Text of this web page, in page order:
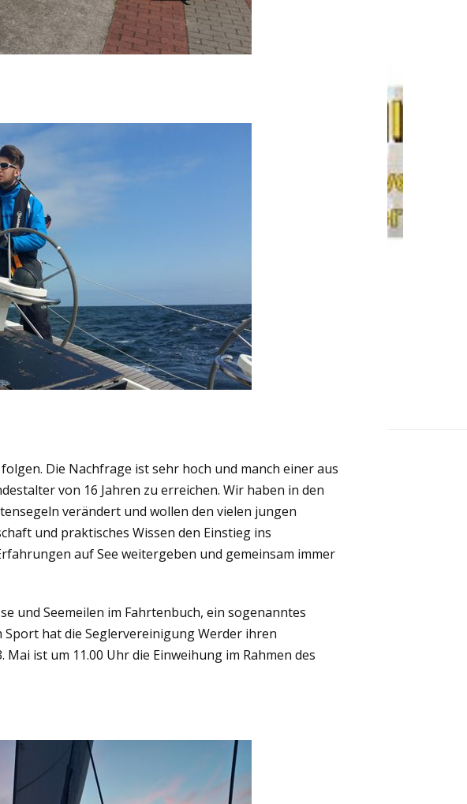
Die Nachfrage ist sehr hoch und manch einer aus
von 16 Jahren zu erreichen. Wir haben in den
verändert und wollen den vielen jungen
und praktisches Wissen den Einstieg ins
auf See weitergeben und gemeinsam immer
und Seemeilen im Fahrtenbuch, ein sogenanntes
hat die Seglervereinigung Werder ihren
ist um 11.00 Uhr die Einweihung im Rahmen des
Potsdamer Straße 92A
14542 Werder (Havel)
Tel.: 0160 6911961